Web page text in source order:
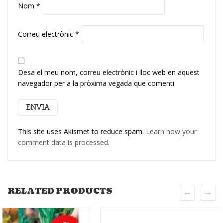
Nom *
Correu electrònic *
Desa el meu nom, correu electrònic i lloc web en aquest
navegador per a la pròxima vegada que comenti.
This site uses Akismet to reduce spam. Learn how your
comment data is processed.
RELATED PRODUCTS